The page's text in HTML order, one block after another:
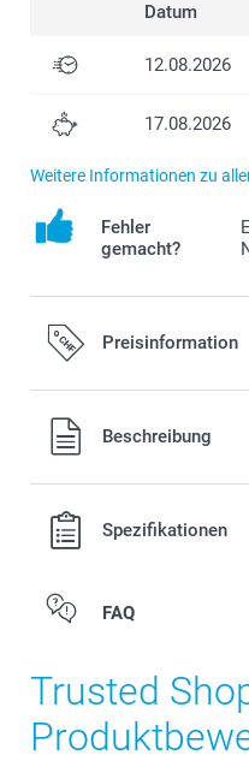
Datum
12.08.2026
17.08.2026
Weitere Informationen zu
Fehler
gemacht?
Preisinformation
Alle Preise verstehen sich
MwSt. und zzgl.Beschreibung
Spezifikationen
FAQ
Trusted